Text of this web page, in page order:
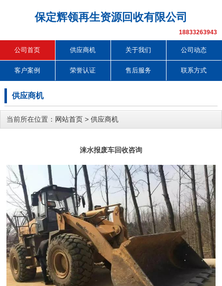
保定辉领再生资源回收有限公司
18833263943
公司首页 供应商机 关于我们 公司动态
客户案例 荣誉认证 售后服务 联系方式
供应商机
当前所在位置： 网站首页 > 供应商机
涞水报废车回收咨询